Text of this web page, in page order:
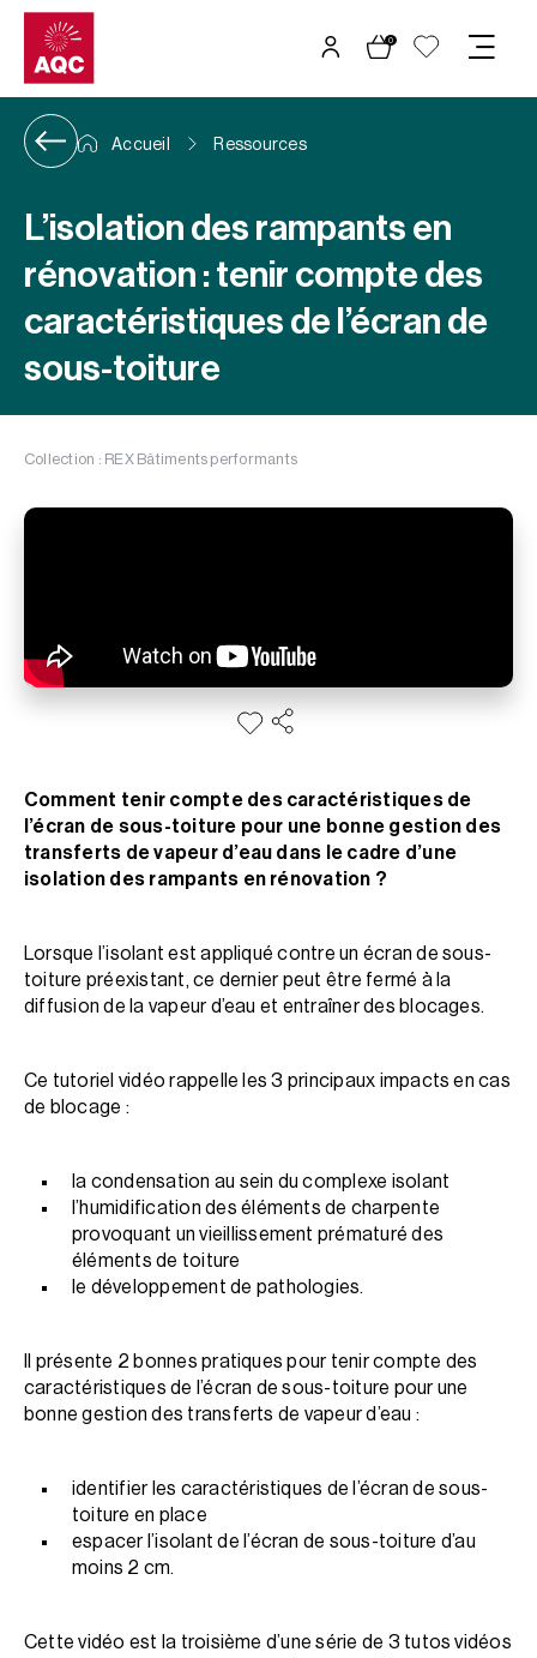
Panneau de gestion des cookies
0
Accueil Ressources
L’isolation des rampants en
rénovation : tenir compte des
caractéristiques de l’écran de
sous-toiture
Collection : REX Bâtiments performants
Comment tenir compte des caractéristiques de
l’écran de sous-toiture pour une bonne gestion des
transferts de vapeur d’eau dans le cadre d’une
isolation des rampants en rénovation ?
Lorsque l’isolant est appliqué contre un écran de sous-
toiture préexistant, ce dernier peut être fermé à la
diffusion de la vapeur d’eau et entraîner des blocages.
Ce tutoriel vidéo rappelle les 3 principaux impacts en cas
de blocage :
la condensation au sein du complexe isolant
l’humidification des éléments de charpente
provoquant un vieillissement prématuré des
éléments de toiture
le développement de pathologies.
Il présente 2 bonnes pratiques pour tenir compte des
caractéristiques de l’écran de sous-toiture pour une
bonne gestion des transferts de vapeur d’eau :
identifier les caractéristiques de l’écran de sous-
toiture en place
espacer l’isolant de l’écran de sous-toiture d’au
moins 2 cm.
Cette vidéo est la troisième d’une série de 3 tutos vidéos